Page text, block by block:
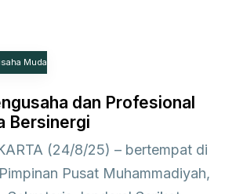
Muda
dan Profesional
Bersinergi
(24/8/25) – bertempat di
Pusat Muhammadiyah,